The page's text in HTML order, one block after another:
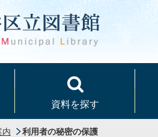
資料を探す
内 利用者の秘密の保護